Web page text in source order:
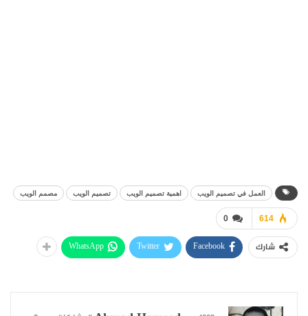
العمل في تصميم الويب اهمية تصميم الويب تصميم الويب مصمم الويب
0 614
شارك Facebook
Twitter
WhatsApp